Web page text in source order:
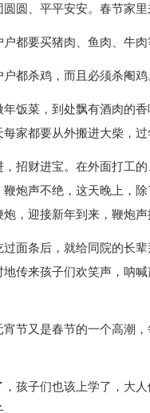
圆、平平安安。春节家里
都要买猪肉、鱼肉、牛肉
都杀鸡，而且必须杀阉鸡
饭菜，到处飘有酒肉的
家都要从外搬进大柴，过
招财进宝。在外面打工
炮声不绝，这天晚上，
，迎接新年到来，鞭炮
面条后，就给同院的长
传来孩子们欢笑声，呐
节又是春节的一个高潮
孩子们也该上学了，大